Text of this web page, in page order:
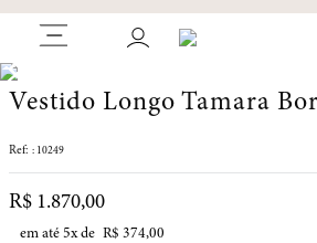
Vestido Longo Tamara
: 10249
R$ 1.870,00
em até 5x de R$ 374,00